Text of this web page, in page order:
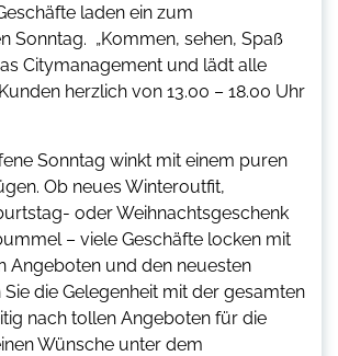
laden ein zum
Sonntag. „Kommen, sehen, Spaß
Citymanagement und lädt alle
herzlich von 13.00 – 18.00 Uhr
Sonntag winkt mit einem puren
Ob neues Winteroutfit,
oder Weihnachtsgeschenk
– viele Geschäfte locken mit
Angeboten und den neuesten
Sie die Gelegenheit mit der gesamten
nach tollen Angeboten für die
Wünsche unter dem